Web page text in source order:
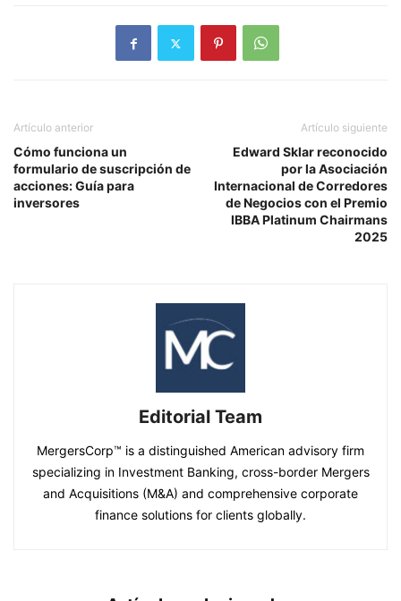
Artículo anterior
Cómo funciona un
formulario de suscripción de
acciones: Guía para
inversores
Artículo siguiente
Edward Sklar reconocido
por la Asociación
Internacional de Corredores
de Negocios con el Premio
IBBA Platinum Chairmans
2025
Editorial Team
MergersCorp™ is a distinguished American advisory firm
specializing in Investment Banking, cross-border Mergers
and Acquisitions (M&A) and comprehensive corporate
finance solutions for clients globally.